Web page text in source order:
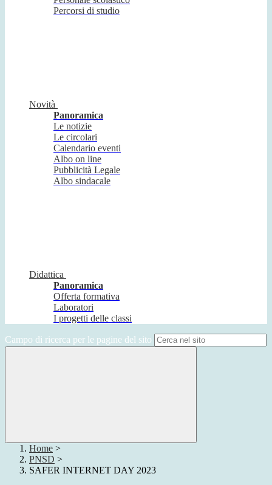
Percorsi di studio
Novità
Panoramica
Le notizie
Le circolari
Calendario eventi
Albo on line
Pubblicità Legale
Albo sindacale
Didattica
Panoramica
Offerta formativa
Laboratori
I progetti delle classi
Campo di ricerca per le pagine del sito
Home >
PNSD >
SAFER INTERNET DAY 2023